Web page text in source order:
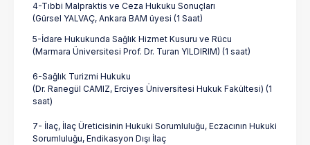
4-Tıbbi Malpraktis ve Ceza Hukuku Sonuçları
(Gürsel YALVAÇ, Ankara BAM üyesi (1 Saat)
5-İdare Hukukunda Sağlık Hizmet Kusuru ve Rücu
(Marmara Üniversitesi Prof. Dr. Turan YILDIRIM) (1 saat)
6-Sağlık Turizmi Hukuku
(Dr. Ranegül CAMIZ, Erciyes Üniversitesi Hukuk Fakültesi) (1
saat)
7- İlaç, İlaç Üreticisinin Hukuki Sorumluluğu, Eczacının Hukuki
Sorumluluğu, Endikasyon Dışı İlaç